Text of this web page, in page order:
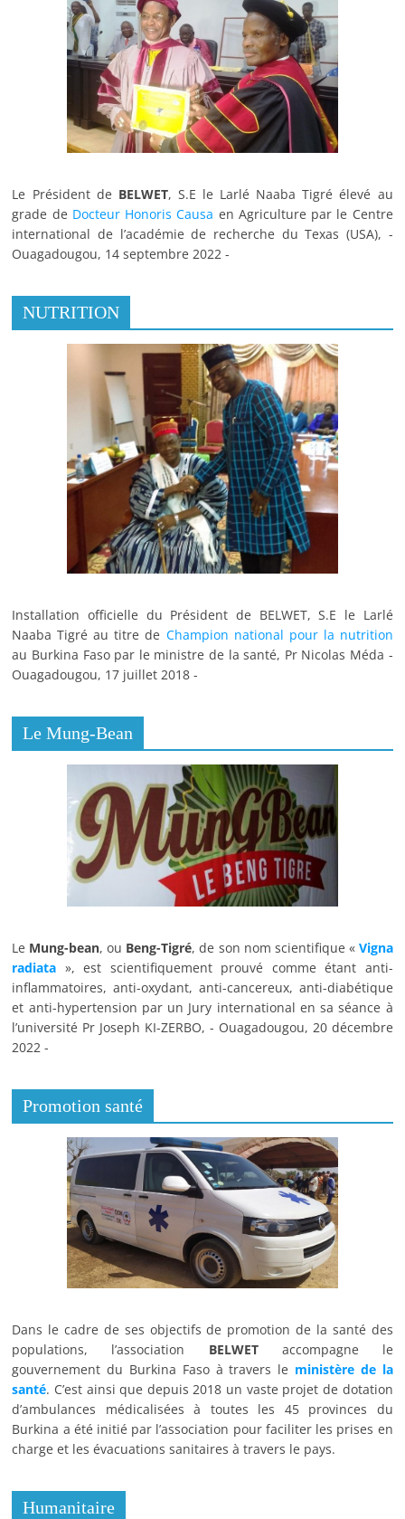
Le Président de BELWET, S.E le Larlé Naaba Tigré élevé au
grade de Docteur Honoris Causa en Agriculture par le Centre
international de l’académie de recherche du Texas (USA), -
Ouagadougou, 14 septembre 2022 -
NUTRITION
Installation officielle du Président de BELWET, S.E le Larlé
Naaba Tigré au titre de Champion national pour la nutrition
au Burkina Faso par le ministre de la santé, Pr Nicolas Méda -
Ouagadougou, 17 juillet 2018 -
Le Mung-Bean
Le Mung-bean, ou Beng-Tigré, de son nom scientifique « Vigna
radiata », est scientifiquement prouvé comme étant anti-
inflammatoires, anti-oxydant, anti-cancereux, anti-diabétique
et anti-hypertension par un Jury international en sa séance à
l’université Pr Joseph KI-ZERBO, - Ouagadougou, 20 décembre
2022 -
Promotion santé
Dans le cadre de ses objectifs de promotion de la santé des
populations, l’association BELWETaccompagne le
gouvernement du Burkina Faso à travers le ministère de la
santé. C’est ainsi que depuis 2018 un vaste projet de dotation
d’ambulances médicalisées à toutes les 45 provinces du
Burkina a été initié par l’association pour faciliter les prises en
charge et les évacuations sanitaires à travers le pays.
Humanitaire